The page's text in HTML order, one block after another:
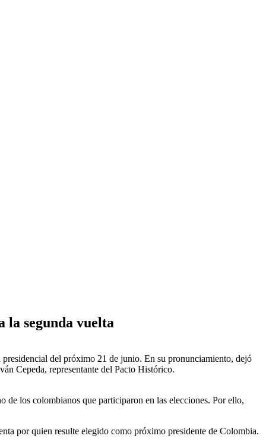
la segunda vuelta
del próximo 21 de junio. En su pronunciamiento, dejó
Cepeda, representante del Pacto Histórico.
de los colombianos que participaron en las elecciones. Por ello,
por quien resulte elegido como próximo presidente de Colombia.